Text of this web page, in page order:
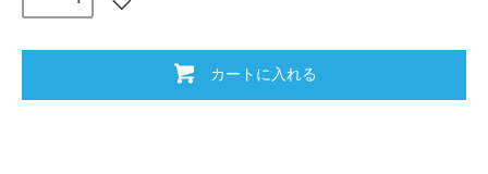
カートに入れる